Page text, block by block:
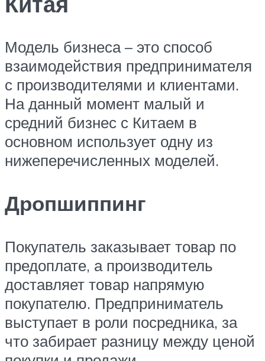
Модель бизнеса – это способ
взаимодействия предпринимателя
с производителями и клиентами.
На данный момент малый и
средний бизнес с Китаем в
основном использует одну из
нижеперечисленных моделей.
Дропшиппинг
Покупатель заказывает товар по
предоплате, а производитель
доставляет товар напрямую
покупателю. Предприниматель
выступает в роли посредника, за
что забирает разницу между ценой